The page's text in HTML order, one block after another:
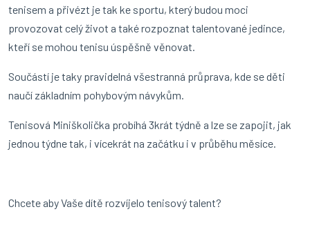
tenisem a přivézt je tak ke sportu, který budou moci
provozovat celý život a také rozpoznat talentované jedince,
kteří se mohou tenisu úspěšně věnovat.
Součástí je taky pravidelná všestranná průprava, kde se děti
naučí základním pohybovým návykům.
Tenisová Miniškolička probíhá 3krát týdně a lze se zapojit, jak
jednou týdne tak, i vícekrát na začátku i v průběhu měsíce.
Chcete aby Vaše dítě rozvíjelo tenisový talent?